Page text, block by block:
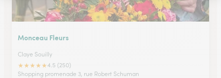
Monceau Fleurs
Claye Souilly
★★★★★4.5 (250)
Shopping promenade 3, rue Robert Schuman